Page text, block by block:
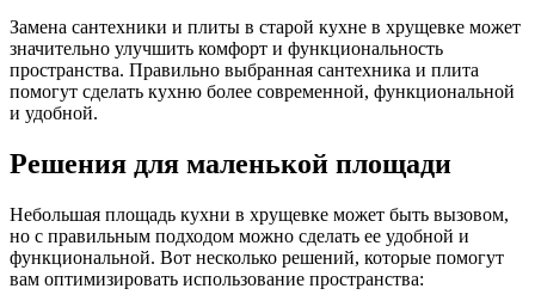
Замена сантехники и плиты в старой кухне в хрущевке может
значительно улучшить комфорт и функциональность
пространства. Правильно выбранная сантехника и плита
помогут сделать кухню более современной, функциональной
и удобной.
Решения для маленькой площади
Небольшая площадь кухни в хрущевке может быть вызовом,
но с правильным подходом можно сделать ее удобной и
функциональной. Вот несколько решений, которые помогут
вам оптимизировать использование пространства: